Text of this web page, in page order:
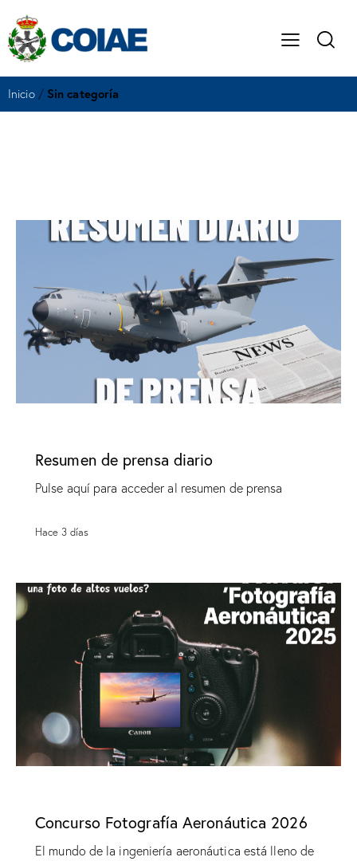
Inicio/ Sin categoría
Resumen de prensa diario
Pulse aquí para acceder al resumen de prensa
Hace 3 días
Concurso Fotografía Aeronáutica 2026
El mundo de la ingeniería aeronáutica está lleno de